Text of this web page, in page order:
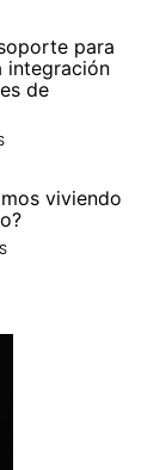
para
integración
de
viviendo